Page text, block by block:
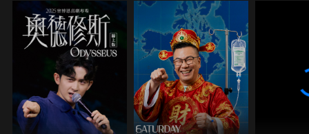
上網搜尋肉比頭Zoebitalk，觀看更多的旅遊冒險故事
以及自助旅行資訊